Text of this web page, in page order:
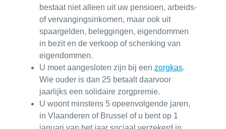
bestaat niet alleen uit uw pensioen, arbeids-
of vervangingsinkomen, maar ook uit
spaargelden, beleggingen, eigendommen
in bezit en de verkoop of schenking van
eigendommen.
U moet aangesloten zijn bij een zorgkas.
Wie ouder is dan 25 betaalt daarvoor
jaarlijks een solidaire zorgpremie.
U woont minstens 5 opeenvolgende jaren,
in Vlaanderen of Brussel of u bent op 1